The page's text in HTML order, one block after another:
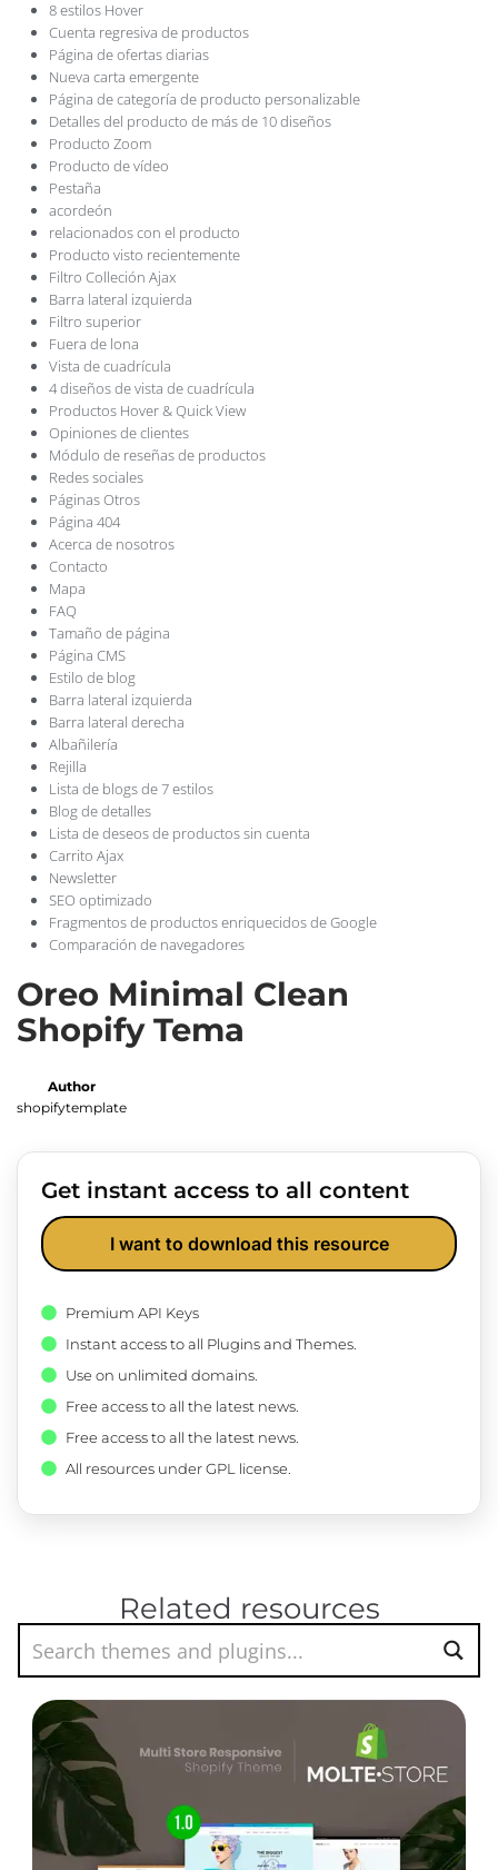
8 estilos Hover
Cuenta regresiva de productos
Página de ofertas diarias
Nueva carta emergente
Página de categoría de producto personalizable
Detalles del producto de más de 10 diseños
Producto Zoom
Producto de vídeo
Pestaña
acordeón
relacionados con el producto
Producto visto recientemente
Filtro Colleción Ajax
Barra lateral izquierda
Filtro superior
Fuera de lona
Vista de cuadrícula
4 diseños de vista de cuadrícula
Productos Hover & Quick View
Opiniones de clientes
Módulo de reseñas de productos
Redes sociales
Páginas Otros
Página 404
Acerca de nosotros
Contacto
Mapa
FAQ
Tamaño de página
Página CMS
Estilo de blog
Barra lateral izquierda
Barra lateral derecha
Albañilería
Rejilla
Lista de blogs de 7 estilos
Blog de detalles
Lista de deseos de productos sin cuenta
Carrito Ajax
Newsletter
SEO optimizado
Fragmentos de productos enriquecidos de Google
Comparación de navegadores
Oreo Minimal Clean
Shopify Tema
Author
shopifytemplate
Get instant access to all content
I want to download this resource
Premium API Keys
Instant access to all Plugins and Themes.
Use on unlimited domains.
Free access to all the latest news.
Free access to all the latest news.
All resources under GPL license.
Related resources